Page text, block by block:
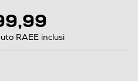
RAEE inclusi